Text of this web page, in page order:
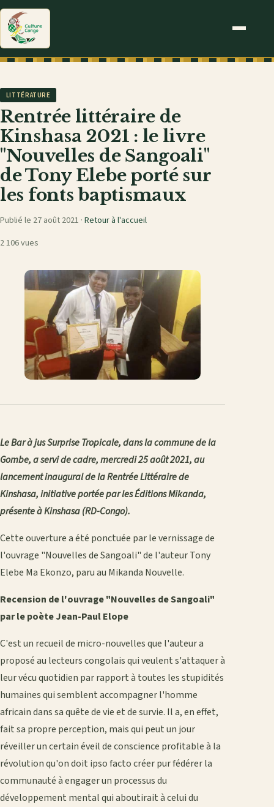
LITTÉRATURE
Rentrée littéraire de
Kinshasa 2021 : le livre
"Nouvelles de Sangoali"
de Tony Elebe porté sur
les fonts baptismaux
Publié le 27 août 2021 · Retour à l'accueil
2 106 vues
Le Bar à jus Surprise Tropicale, dans la commune de la
Gombe, a servi de cadre, mercredi 25 août 2021, au
lancement inaugural de la Rentrée Littéraire de
Kinshasa, initiative portée par les Éditions Mikanda,
présente à Kinshasa (RD-Congo).
Cette ouverture a été ponctuée par le vernissage de
l'ouvrage "Nouvelles de Sangoali" de l'auteur Tony
Elebe Ma Ekonzo, paru au Mikanda Nouvelle.
Recension de l'ouvrage "Nouvelles de Sangoali"
par le poète Jean-Paul Elope
C'est un recueil de micro-nouvelles que l'auteur a
proposé au lecteurs congolais qui veulent s'attaquer à
leur vécu quotidien par rapport à toutes les stupidités
humaines qui semblent accompagner l'homme
africain dans sa quête de vie et de survie. Il a, en effet,
fait sa propre perception, mais qui peut un jour
réveiller un certain éveil de conscience profitable à la
révolution qu'on doit ipso facto créer pur fédérer la
communauté à engager un processus du
développement mental qui aboutirait à celui du